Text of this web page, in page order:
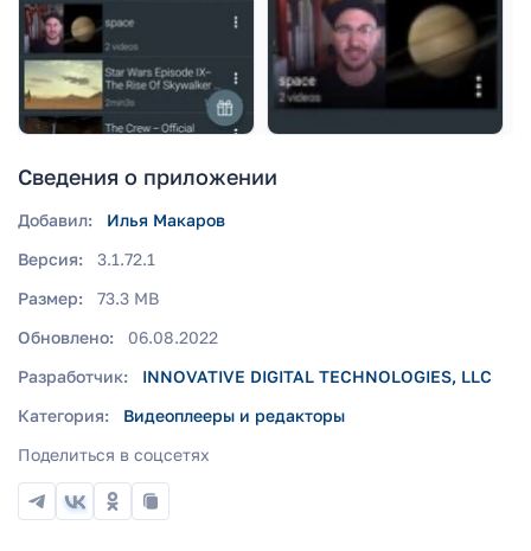
Сведения о приложении
Добавил:
Илья Макаров
Версия:
3.1.72.1
Размер:
73.3 MB
Обновлено:
06.08.2022
Разработчик:
INNOVATIVE DIGITAL TECHNOLOGIES, LLC
Категория:
Видеоплееры и редакторы
Поделиться в соцсетях